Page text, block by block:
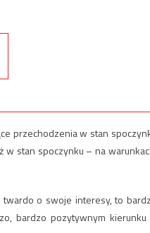
przechodzenia w stan
w stan spoczynku – na
twardo o swoje interesy, to
bardzo pozytywnym